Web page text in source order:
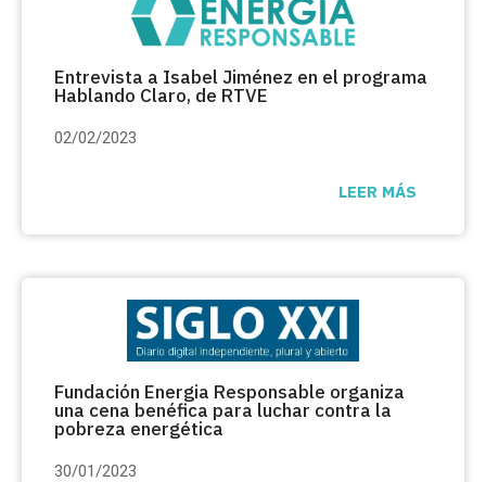
Entrevista a Isabel Jiménez en el programa
Hablando Claro, de RTVE
02/02/2023
LEER MÁS
Fundación Energia Responsable organiza
una cena benéfica para luchar contra la
pobreza energética
30/01/2023